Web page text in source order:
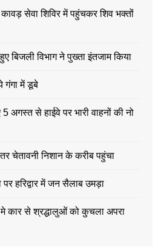
सेवा शिविर में पहुंचकर शिव भक्तों
बिजली विभाग ने पुख्ता इंतजाम किया
गंगा में डूबे
से हाईवे पर भारी वाहनों की नो
चेतावनी निशान के करीब पहुंचा
पर हरिद्वार में जन सैलाब उमड़ा
कार से श्रद्धालुओं को कुचला अपरा